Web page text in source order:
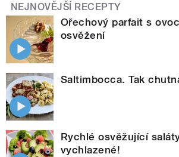
NEJNOVĚJŠÍ RECEPTY
Ořechový parfait s
osvěžení
Saltimbocca. Tak
Rychlé osvěžující
vychlazené!